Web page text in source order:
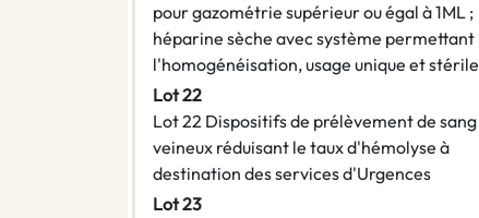
pour gazométrie supérieur ou égal à 1ML ;
héparine sèche avec système permettant
l'homogénéisation, usage unique et stérile
Lot 22
Lot 22 Dispositifs de prélèvement de sang
veineux réduisant le taux d'hémolyse à
destination des services d'Urgences
Lot 23